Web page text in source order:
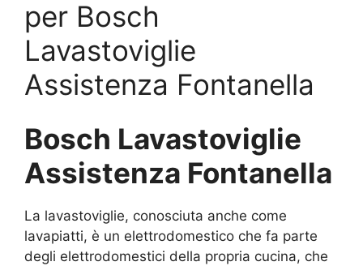
per Bosch
Lavastoviglie
Assistenza Fontanella
Bosch Lavastoviglie
Assistenza Fontanella
La lavastoviglie, conosciuta anche come
lavapiatti, è un elettrodomestico che fa parte
degli elettrodomestici della propria cucina, che